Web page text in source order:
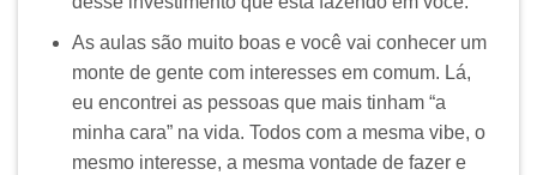
As aulas são muito boas e você vai conhecer um
monte de gente com interesses em comum. Lá,
eu encontrei as pessoas que mais tinham “a
minha cara” na vida. Todos com a mesma vibe, o
mesmo interesse, a mesma vontade de fazer e